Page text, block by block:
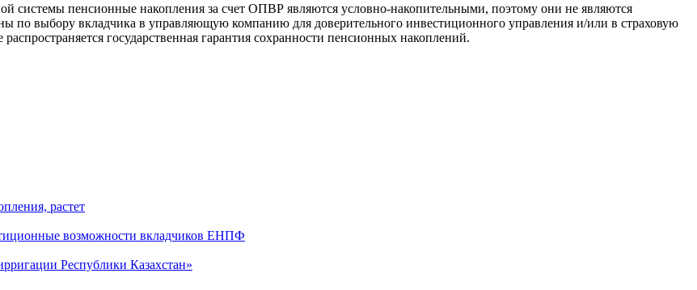
системы пенсионные накопления за счет ОПВР являются условно-накопительными, поэтому они не являются
по выбору вкладчика в управляющую компанию для доверительного инвестиционного управления и/или в страховую
государственная гарантия сохранности пенсионных накоплений.
растет
возможности вкладчиков ЕНПФ
Республики Казахстан»